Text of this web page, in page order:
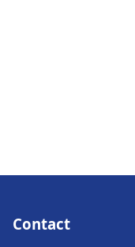
Contact